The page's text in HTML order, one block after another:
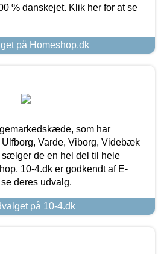
% danskejet. Klik her for at se
på Homeshop.dk
som har
Varde, Viborg, Videbæk
sælger de en hel del til hele
10-4.dk er godkendt af E-
deres udvalg.
på 10-4.dk